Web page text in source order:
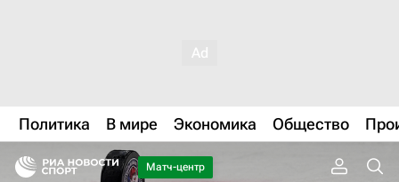
Политика В мире Экономика Общество
Матч-центр